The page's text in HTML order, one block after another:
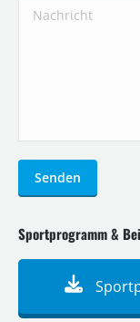
Nachricht
Senden
Sportprogramm &